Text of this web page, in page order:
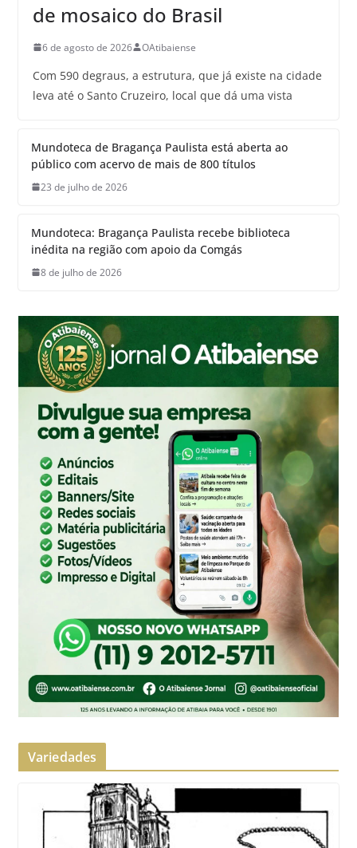
de mosaico do Brasil
6 de agosto de 2026 OAtibaiense
Com 590 degraus, a estrutura, que já existe na cidade
leva até o Santo Cruzeiro, local que dá uma vista
Mundoteca de Bragança Paulista está aberta ao
público com acervo de mais de 800 títulos
23 de julho de 2026
Mundoteca: Bragança Paulista recebe biblioteca
inédita na região com apoio da Comgás
8 de julho de 2026
Variedades